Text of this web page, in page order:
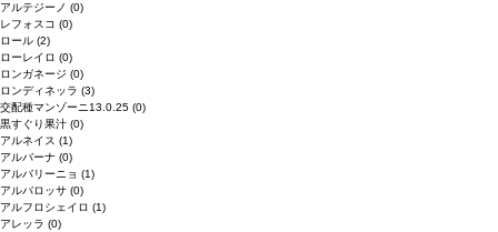
アルテジーノ (0)
レフォスコ (0)
ロール (2)
ローレイロ (0)
ロンガネージ (0)
ロンディネッラ (3)
交配種マンゾーニ13.0.25 (0)
黒すぐり果汁 (0)
アルネイス (1)
アルバーナ (0)
アルバリーニョ (1)
アルバロッサ (0)
アルフロシェイロ (1)
アレッラ (0)